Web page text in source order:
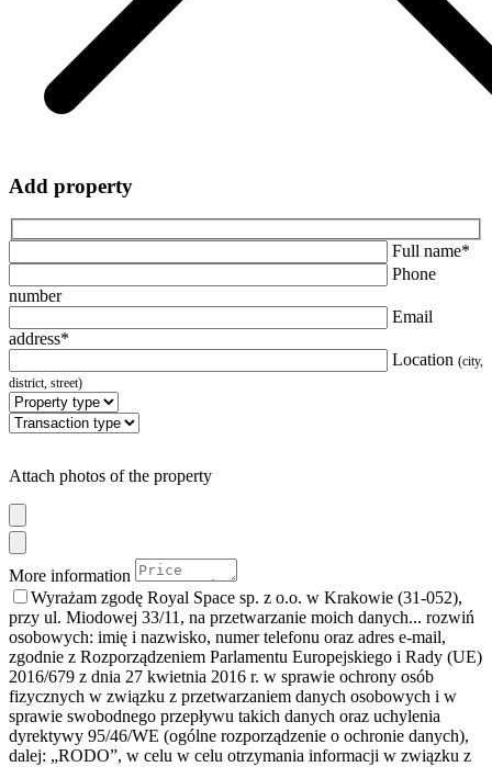
Add property
Full name*
Phone
number
Email
address*
Location (city,
district, street)
Attach photos of the property
More information
Wyrażam zgodę Royal Space sp. z o.o. w Krakowie (31-052),
przy ul. Miodowej 33/11, na przetwarzanie moich danych... rozwiń
osobowych: imię i nazwisko, numer telefonu oraz adres e-mail,
zgodnie z Rozporządzeniem Parlamentu Europejskiego i Rady (UE)
2016/679 z dnia 27 kwietnia 2016 r. w sprawie ochrony osób
fizycznych w związku z przetwarzaniem danych osobowych i w
sprawie swobodnego przepływu takich danych oraz uchylenia
dyrektywy 95/46/WE (ogólne rozporządzenie o ochronie danych),
dalej: „RODO”, w celu w celu otrzymania informacji w związku z